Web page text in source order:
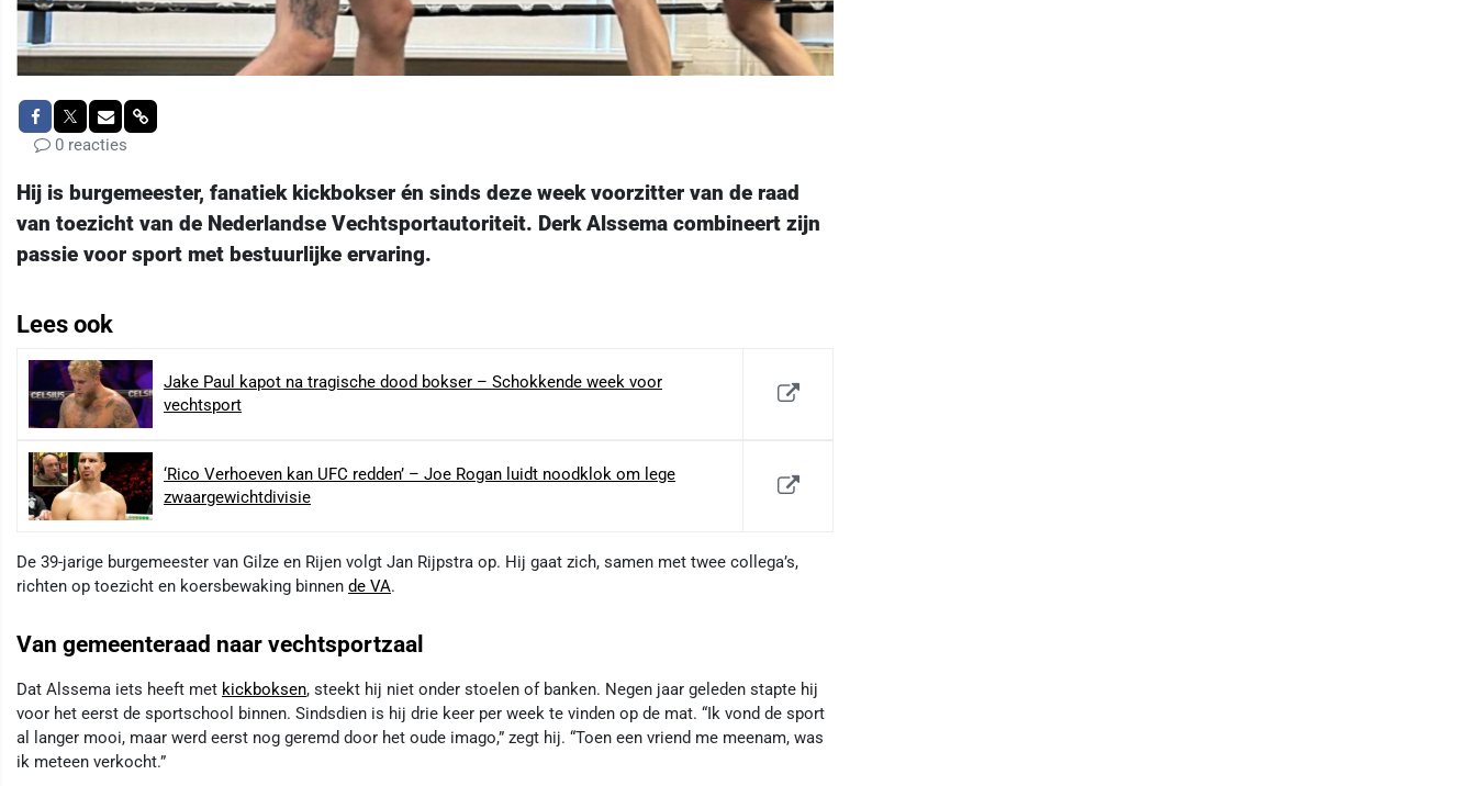
0 reacties
Hij is burgemeester, fanatiek kickbokser én sinds deze week voorzitter van de raad
van toezicht van de Nederlandse Vechtsportautoriteit. Derk Alssema combineert zijn
passie voor sport met bestuurlijke ervaring.
Lees ook
Jake Paul kapot na tragische dood bokser – Schokkende week voor
vechtsport
‘Rico Verhoeven kan UFC redden’ – Joe Rogan luidt noodklok om lege
zwaargewichtdivisie
De 39-jarige burgemeester van Gilze en Rijen volgt Jan Rijpstra op. Hij gaat zich, samen met twee collega’s,
richten op toezicht en koersbewaking binnen de VA.
Van gemeenteraad naar vechtsportzaal
Dat Alssema iets heeft met kickboksen, steekt hij niet onder stoelen of banken. Negen jaar geleden stapte hij
voor het eerst de sportschool binnen. Sindsdien is hij drie keer per week te vinden op de mat. “Ik vond de sport
al langer mooi, maar werd eerst nog geremd door het oude imago,” zegt hij. “Toen een vriend me meenam, was
ik meteen verkocht.”